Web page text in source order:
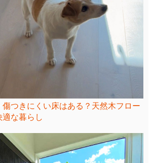
つきにくい床はある？天然木フロー
適な暮らし